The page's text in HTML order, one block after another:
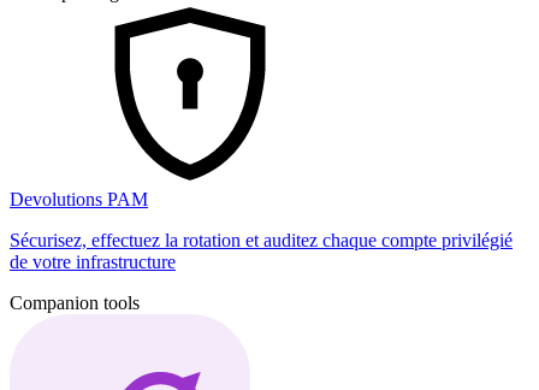
Devolutions PAM
Sécurisez, effectuez la rotation et auditez chaque compte privilégié
de votre infrastructure
Companion tools